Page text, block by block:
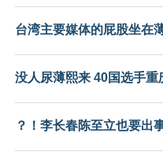
台湾主要媒体的屁股坐在
没人尿薄熙来 40国选手重
？！李长春陈至立也要出